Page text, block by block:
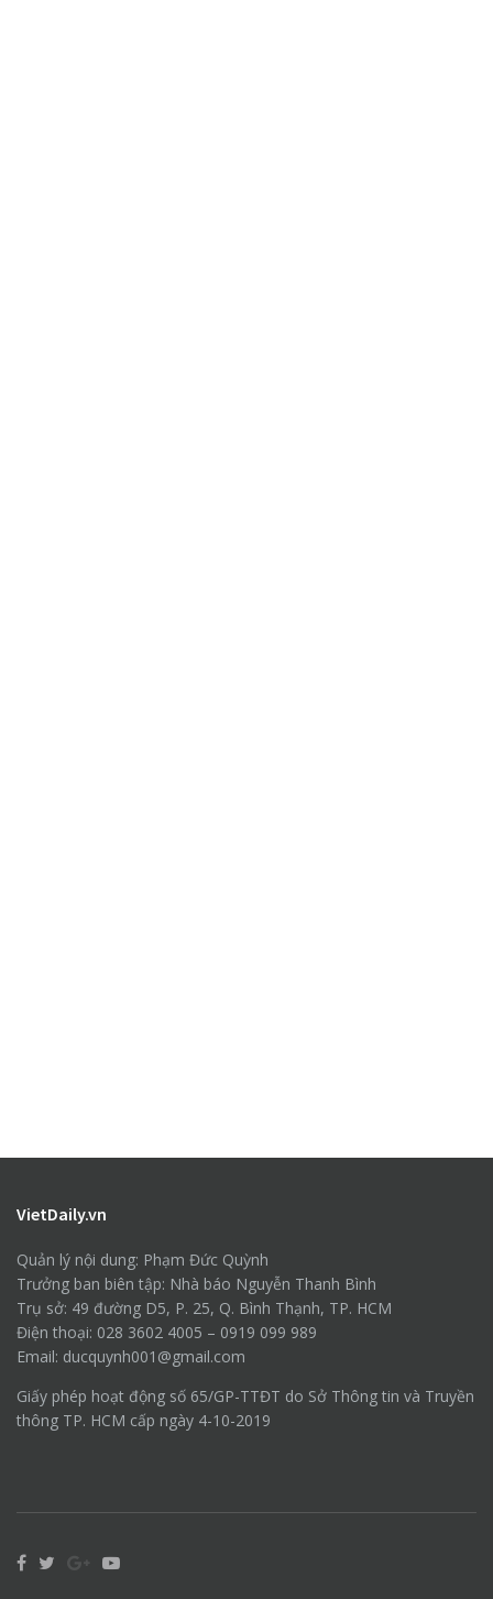
VietDaily.vn
Quản lý nội dung: Phạm Đức Quỳnh
Trưởng ban biên tập: Nhà báo Nguyễn Thanh Bình
Trụ sở: 49 đường D5, P. 25, Q. Bình Thạnh, TP. HCM
Điện thoại: 028 3602 4005 – 0919 099 989
Email: ducquynh001@gmail.com
Giấy phép hoạt động số 65/GP-TTĐT do Sở Thông tin và Truyền
thông TP. HCM cấp ngày 4-10-2019